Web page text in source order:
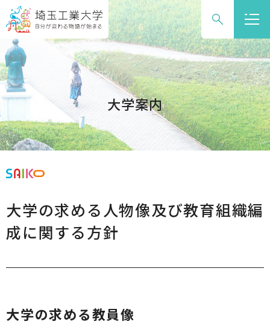
ロ
バ
ル
ナ
ゲ
ー
ョ
へ
文
ー
ル
ナ
ビ
ー
シ
ン
ッ
ー
へ
大学案内
大学の求める人物像及び教育組織編
成に関する方針
大学の求める教員像